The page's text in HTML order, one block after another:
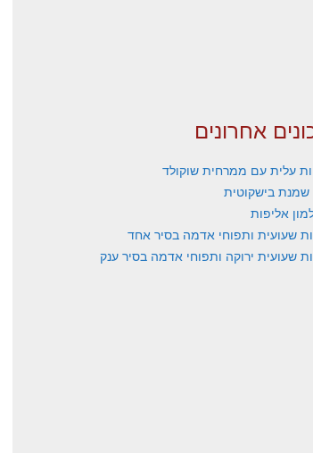
אחרונים
עלית עם ממרחית שוקולד
שמנת בישקוטית
אליפות
שעועית ותפוחי אדמה בסיר אחד
שעועית ירוקה ותפוחי אדמה בסיר ענק